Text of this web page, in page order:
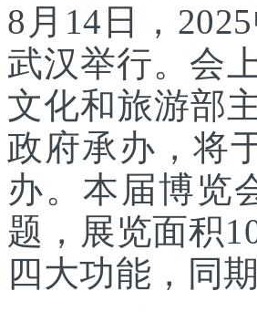
8月14日，
武汉举行。会
文化和旅游部
政府承办，将
办。本届博览
题，展览面积
四大功能，同